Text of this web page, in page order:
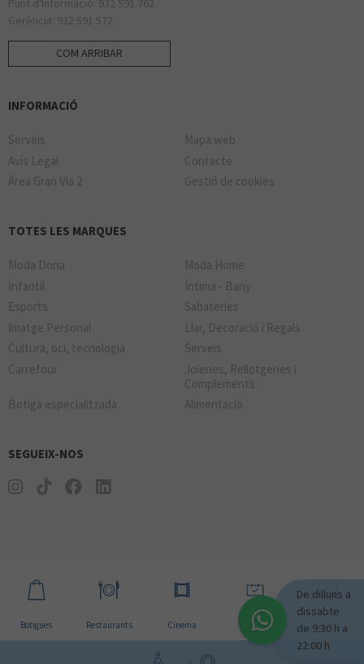
Punt d'Informació: 932 591 762.
Gerència: 932 591 572.
COM ARRIBAR
INFORMACIÓ
Serveis
Mapa web
Avís Legal
Contacte
Àrea Gran Via 2
Gestió de cookies
TOTES LES MARQUES
Moda Dona
Moda Home
Infantil
Íntima - Bany
Esports
Sabateries
Imatge Personal
Llar, Decoració i Regals
Cultura, oci, tecnologia
Serveis
Carrefour
Joieries, Rellotgeries i
Complements
Botiga especialitzada
Alimentació
SEGUEIX-NOS
Botigues Restaurants Cinema Notícies Horaris
De dilluns a
dissabte
de 9:30 h a
22:00 h